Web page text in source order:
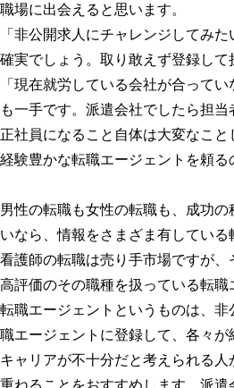
職場に出会えると思います。
「非公開求人にチャレンジしてみ
確実でしょう。取り敢えず登録して
「現在就労している会社が合って
も一手です。派遣会社でしたら担
正社員になること自体は大変なこ
経験豊かな転職エージェントを頼る
男性の転職も女性の転職も、成功
いなら、情報をさまざま有している
看護師の転職は売り手市場ですが
高評価のその職種を扱っている転職
転職エージェントというものは、
職エージェントに登録して、各々が
キャリアが不十分だと考えられる